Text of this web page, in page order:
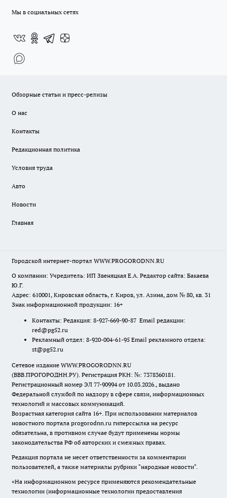
Мы в социальных сетях
Обзорные статьи и пресс-релизы
О нас
Контакты
Редакционная политика
Условия труда
Авто
Новости
Главная
Городской интернет-портал WWW.PROGORODNN.RU
О компании: Учредитель: ИП Звеняцкая Е.А. Редактор сайта: Бакаева
Ю.Г.
Адрес: 610001, Кировская область, г. Киров, ул. Азина, дом № 80, кв. 31
Знак информационной продукции: 16+
Контакты: Редакция: 8-927-669-90-87 Email редакции:
red@pg52.ru
Рекламный отдел: 8-920-004-61-95 Email рекламного отдела:
st@pg52.ru
Сетевое издание WWW.PROGORODNN.RU
(ВВВ.ПРОГОРОДНН.РУ). Регистрация РКН: №: 7378360181.
Регистрационный номер ЭЛ 77-90994 от 10.03.2026., выдано
Федеральной службой по надзору в сфере связи, информационных
технологий и массовых коммуникаций.
Возрастная категория сайта 16+. При использовании материалов
новостного портала progorodnn.ru гиперссылка на ресурс
обязательна, в противном случае будут применены нормы
законодательства РФ об авторских и смежных правах.
Редакция портала не несет ответственности за комментарии
пользователей, а также материалы рубрики "народные новости".
«На информационном ресурсе применяются рекомендательные
технологии (информационные технологии предоставления